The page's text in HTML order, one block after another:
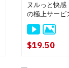
ヌルっと快感
の極上サービ
き
$19.50